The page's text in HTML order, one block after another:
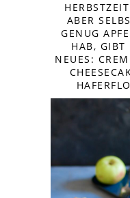
ABER
GENUG
HAB, GIBT
NEUES: